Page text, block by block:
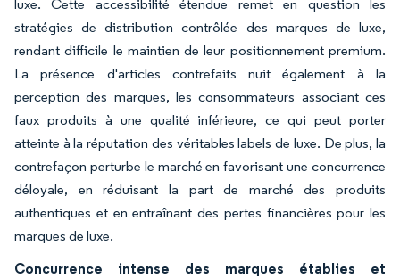
luxe. Cette accessibilité étendue remet en question les
stratégies de distribution contrôlée des marques de luxe,
rendant difficile le maintien de leur positionnement premium.
La présence d'articles contrefaits nuit également à la
perception des marques, les consommateurs associant ces
faux produits à une qualité inférieure, ce qui peut porter
atteinte à la réputation des véritables labels de luxe. De plus, la
contrefaçon perturbe le marché en favorisant une concurrence
déloyale, en réduisant la part de marché des produits
authentiques et en entraînant des pertes financières pour les
marques de luxe.
Concurrence intense des marques établies et